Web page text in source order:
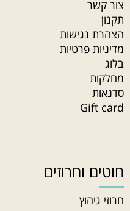
צור קשר
תקנון
הצהרת נגישות
מדיניות פרטיות
בלוג
מחלקות
סדנאות
Gift card
חוטים וחרוזים
חרוזי גיהוץ